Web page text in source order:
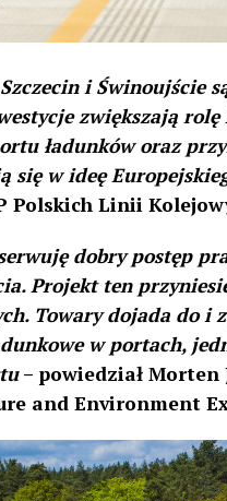
i Świnoujście
zwiększają
ładunków oraz
się w ideę
Polskich Linii
dobry postęp
Projekt ten
Towary dojada do i
w portach,
– powiedział Morten
and Environment